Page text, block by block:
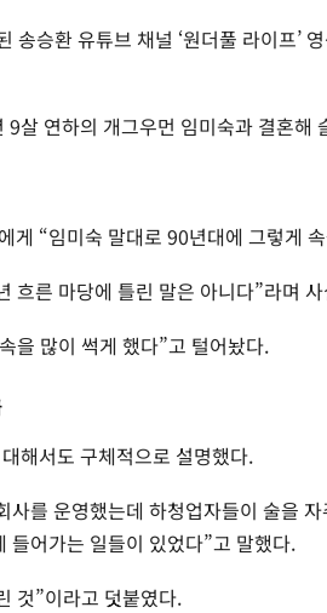
송승환 유튜브 채널 ‘원더풀 라이프’
살 연하의 개그우먼 임미숙과 결혼해
게 “임미숙 말대로 90년대에 그렇게
흐른 마당에 틀린 말은 아니다”라며
을 많이 썩게 했다”고 털어놨다.
해서도 구체적으로 설명했다.
사를 운영했는데 하청업자들이 술을
들어가는 일들이 있었다”고 말했다.
것”이라고 덧붙였다.